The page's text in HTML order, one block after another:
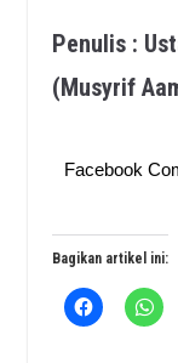
Penulis :
(Musyrif
Facebook
Bagikan artikel ini: